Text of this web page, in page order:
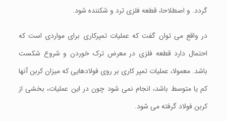
‌گردد. و اصطلاحا، قطعه فلزی ترد و شکننده شود.
در واقع می توان گفت که عملیات تمپرکاری برای مواردی است که
احتمال دارد قطعه فلزی در معرض ترک خوردن و شروع شکست
باشد. معمولا، عملیات تمپر کاری بر روی فولادهایی که میزان کربن آنها
کم یا متوسط باشد، انجام نمی‌ شود چون در این عملیات، بخشی از
کربن فولاد گرفته می شود.